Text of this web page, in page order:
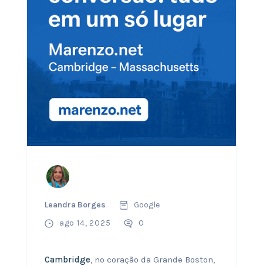
Leandra Borges
Google
ago 14, 2025
0
Cambridge, no coração da Grande Boston,